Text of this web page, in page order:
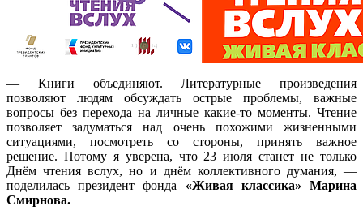
— Книги объединяют. Литературные произведения
позволяют людям обсуждать острые проблемы, важные
вопросы без перехода на личные какие-то моменты. Чтение
позволяет задуматься над очень похожими жизненными
ситуациями, посмотреть со стороны, принять важное
решение. Потому я уверена, что 23 июля станет не только
Днём чтения вслух, но и днём коллективного думания, —
поделилась президент фонда «Живая классика» Марина
Смирнова.